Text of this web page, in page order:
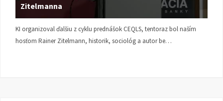
Zitelmanna
KI organizoval ďalšiu z cyklu prednášok CEQLS, tentoraz bol naším
hosťom Rainer Zitelmann, historik, sociológ a autor be…